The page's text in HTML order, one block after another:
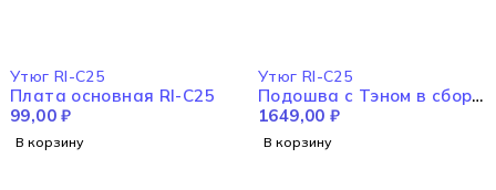
Утюг RI-C25
Плата основная RI-C25
99,00₽
В корзину
Утюг RI-C25
Подошва с Тэном в сборе
RI-C25
1649,00 ₽
В корзину